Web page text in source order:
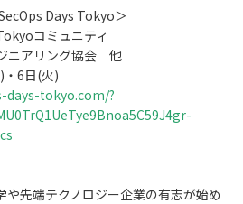
Days Tokyo＞
コミュニティ
ニアリング協会 他
・6日(火)
days-tokyo.com/?
や先端テクノロジー企業の有志が始め